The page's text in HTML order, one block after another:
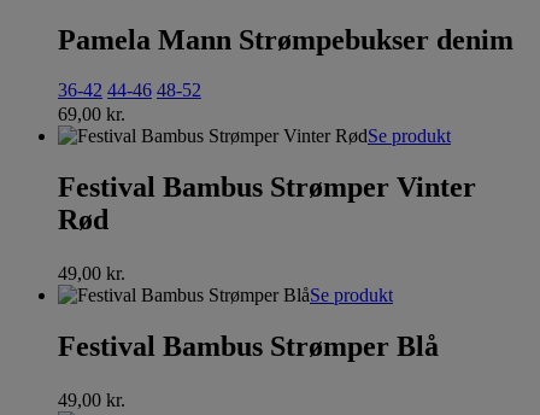
Pamela Mann Strømpebukser denim
36-42 44-46 48-52
69,00 kr.
Se produkt
Festival Bambus Strømper Vinter
Rød
49,00 kr.
Se produkt
Festival Bambus Strømper Blå
49,00 kr.